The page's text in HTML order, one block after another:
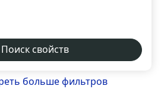
Поиск свойств
больше фильтров